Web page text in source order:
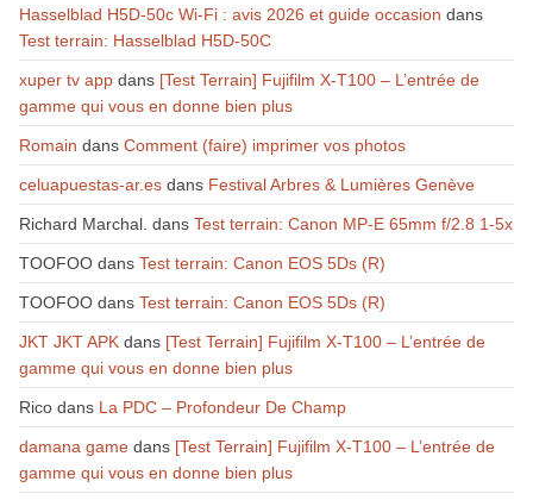
Hasselblad H5D-50c Wi-Fi : avis 2026 et guide occasion dans
Test terrain: Hasselblad H5D-50C
xuper tv appdans [Test Terrain] Fujifilm X-T100 – L’entrée de
gamme qui vous en donne bien plus
Romain dans Comment (faire) imprimer vos photos
celuapuestas-ar.esdans Festival Arbres & Lumières Genève
Richard Marchal. dans Test terrain: Canon MP-E 65mm f/2.8 1-5x
TOOFOOdans Test terrain: Canon EOS 5Ds (R)
TOOFOOdans Test terrain: Canon EOS 5Ds (R)
JKT JKT APKdans [Test Terrain] Fujifilm X-T100 – L’entrée de
gamme qui vous en donne bien plus
Ricodans La PDC – Profondeur De Champ
damana gamedans [Test Terrain] Fujifilm X-T100 – L’entrée de
gamme qui vous en donne bien plus